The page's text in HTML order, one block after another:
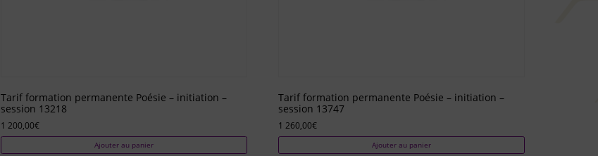
Tarif formation permanente Poésie – initiation –
session 13218
1 200,00€
Ajouter au panier
Tarif formation permanente Poésie – initiation –
session 13747
1 260,00€
Ajouter au panier